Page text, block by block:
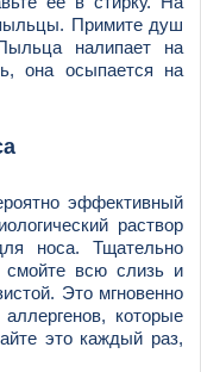
Примите душ
налипает на
она осыпается на
эффективный
раствор
носа. Тщательно
смойте всю слизь и
Это мгновенно
которые
это каждый раз,